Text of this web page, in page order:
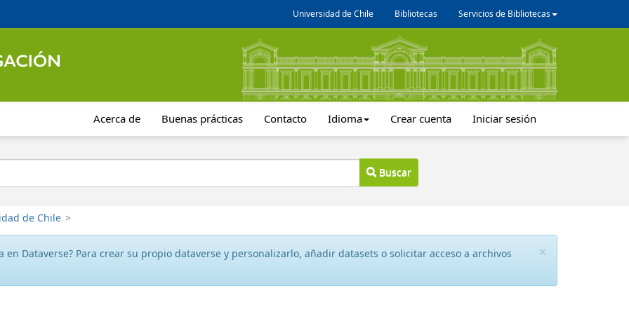
Universidad de Chile Bibliotecas Servicios de Bibliotecas
Acerca de Buenas prácticas Contacto Idioma Crear cuenta Iniciar sesión
Buscar
de Chile >
×
en Dataverse? Para crear su propio dataverse y personalizarlo, añadir datasets o solicitar acceso a archivos